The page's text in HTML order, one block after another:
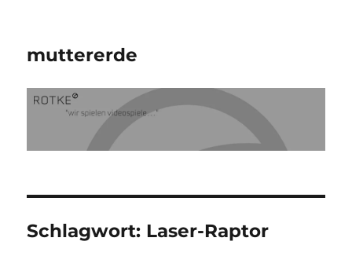
muttererde
Schlagwort: Laser-Raptor